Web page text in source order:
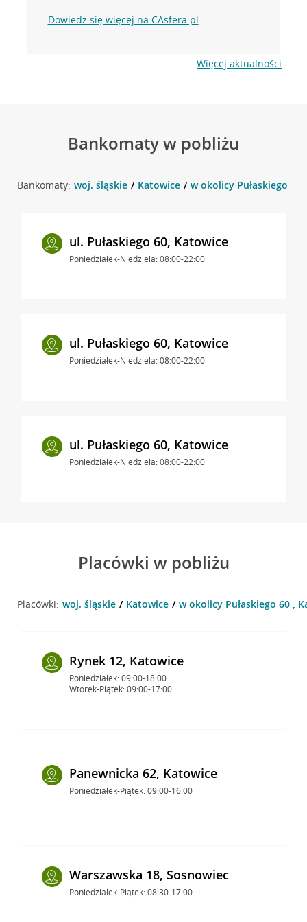
Dowiedz się więcej na CAsfera.pl
Więcej aktualności
Bankomaty w pobliżu
Bankomaty: woj. śląskie Katowice w okolicy Pułaskiego 60
ul. Pułaskiego 60, Katowice
Poniedziałek-Niedziela: 08:00-22:00
ul. Pułaskiego 60, Katowice
Poniedziałek-Niedziela: 08:00-22:00
ul. Pułaskiego 60, Katowice
Poniedziałek-Niedziela: 08:00-22:00
Placówki w pobliżu
Placówki: woj. śląskie Katowice w okolicy Pułaskiego 60 ,
Rynek 12, Katowice
Poniedziałek: 09:00-18:00
Wtorek-Piątek: 09:00-17:00
Panewnicka 62, Katowice
Poniedziałek-Piątek: 09:00-16:00
Warszawska 18, Sosnowiec
Poniedziałek-Piątek: 08:30-17:00